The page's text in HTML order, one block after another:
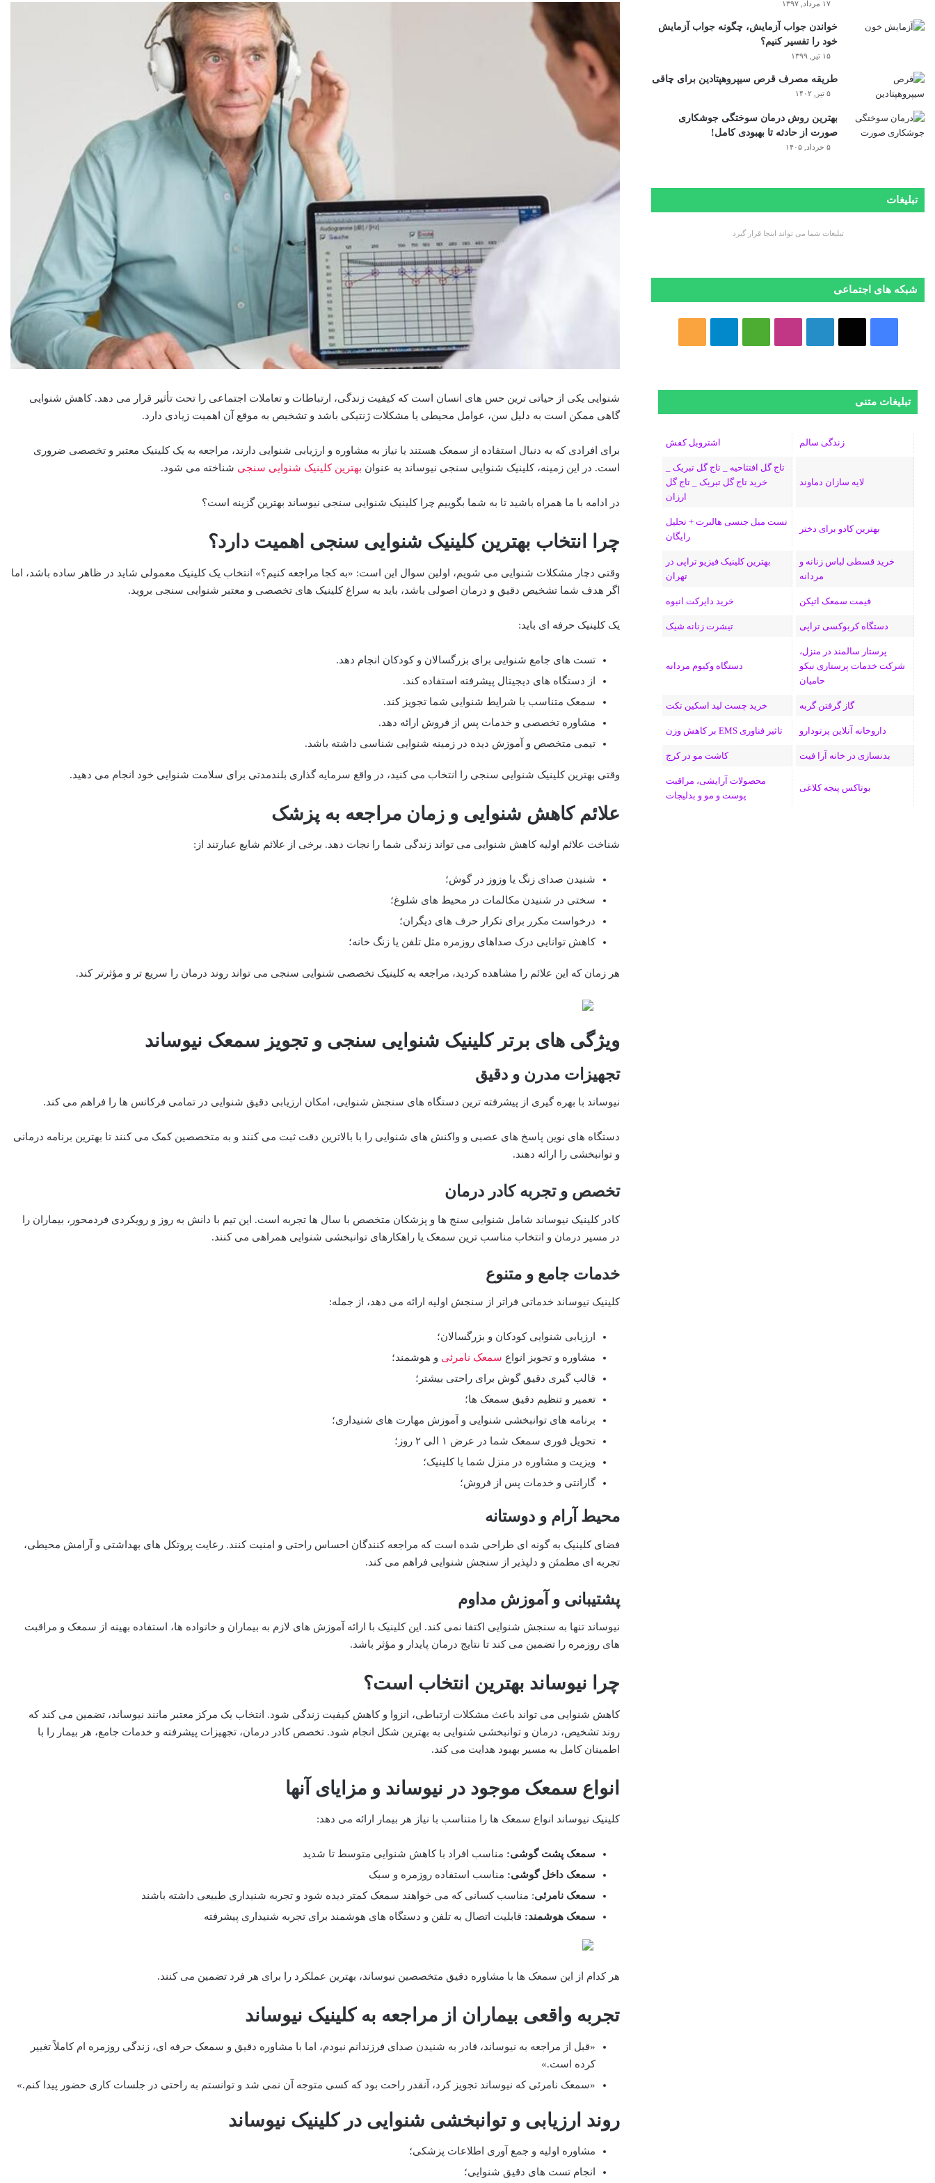
شنوایی یکی از حیاتی ‌ترین حس‌ های انسان است که کیفیت زندگی، ارتباطات و تعاملات اجتماعی را تحت تأثیر قرار می ‌دهد. کاهش شنوایی
گاهی ممکن است به دلیل سن، عوامل محیطی یا مشکلات ژنتیکی باشد و تشخیص به موقع آن اهمیت زیادی دارد.
برای افرادی که به دنبال استفاده از سمعک هستند یا نیاز به مشاوره و ارزیابی شنوایی دارند، مراجعه به یک کلینیک معتبر و تخصصی ضروری
است. در این زمینه، کلینیک شنوایی ‌سنجی نیوساند به عنوان بهترین کلینیک شنوایی سنجی شناخته می ‌شود.
در ادامه با ما همراه باشید تا به شما بگوییم چرا کلینیک شنوایی سنجی نیوساند بهترین گزینه است؟
چرا انتخاب بهترین کلینیک شنوایی سنجی اهمیت دارد؟
وقتی دچار مشکلات شنوایی می ‌شویم، اولین سوال این است: «به کجا مراجعه کنیم؟» انتخاب یک کلینیک معمولی شاید در ظاهر ساده باشد، اما
اگر هدف شما تشخیص دقیق و درمان اصولی باشد، باید به سراغ کلینیک‌ های تخصصی و معتبر شنوایی سنجی بروید.
یک کلینیک حرفه ‌ای باید:
تست ‌های جامع شنوایی برای بزرگسالان و کودکان انجام دهد.
از دستگاه‌ های دیجیتال پیشرفته استفاده کند.
سمعک متناسب با شرایط شنوایی شما تجویز کند.
مشاوره تخصصی و خدمات پس از فروش ارائه دهد.
تیمی متخصص و آموزش ‌دیده در زمینه شنوایی ‌شناسی داشته باشد.
وقتی بهترین کلینیک شنوایی سنجی را انتخاب می‌ کنید، در واقع سرمایه‌ گذاری بلندمدتی برای سلامت شنوایی خود انجام می ‌دهید.
علائم کاهش شنوایی و زمان مراجعه به پزشک
شناخت علائم اولیه کاهش شنوایی می‌ تواند زندگی شما را نجات دهد. برخی از علائم شایع عبارتند از:
شنیدن صدای زنگ یا وزوز در گوش؛
سختی در شنیدن مکالمات در محیط ‌های شلوغ؛
درخواست مکرر برای تکرار حرف ‌های دیگران؛
کاهش توانایی درک صداهای روزمره مثل تلفن یا زنگ خانه؛
هر زمان که این علائم را مشاهده کردید، مراجعه به کلینیک تخصصی شنوایی سنجی می‌ تواند روند درمان را سریع ‌تر و مؤثرتر کند.
ویژگی ‌های برتر کلینیک شنوایی سنجی و تجویز سمعک نیوساند
تجهیزات مدرن و دقیق
نیوساند با بهره‌ گیری از پیشرفته ‌ترین دستگاه‌ های سنجش شنوایی، امکان ارزیابی دقیق شنوایی در تمامی فرکانس ‌ها را فراهم می‌ کند.
دستگاه ‌های نوین پاسخ‌ های عصبی و واکنش ‌های شنوایی را با بالاترین دقت ثبت می‌ کنند و به متخصصین کمک می ‌کنند تا بهترین برنامه درمانی
و توانبخشی را ارائه دهند.
تخصص و تجربه کادر درمان
کادر کلینیک نیوساند شامل شنوایی ‌سنج‌ ها و پزشکان متخصص با سال ‌ها تجربه است. این تیم با دانش به‌ روز و رویکردی فردمحور، بیماران را
در مسیر درمان و انتخاب مناسب ‌ترین سمعک یا راهکارهای توانبخشی شنوایی همراهی می ‌کنند.
خدمات جامع و متنوع
کلینیک نیوساند خدماتی فراتر از سنجش اولیه ارائه می ‌دهد، از جمله:
ارزیابی شنوایی کودکان و بزرگسالان؛
مشاوره و تجویز انواع سمعک نامرئی و هوشمند؛
قالب‌ گیری دقیق گوش برای راحتی بیشتر؛
تعمیر و تنظیم دقیق سمعک‌ ها؛
برنامه‌ های توانبخشی شنوایی و آموزش مهارت ‌های شنیداری؛
تحویل فوری سمعک شما در عرض ۱ الی ۲ روز؛
ویزیت و مشاوره در منزل شما یا کلینیک؛
گارانتی و خدمات پس از فروش؛
محیط آرام و دوستانه
فضای کلینیک به گونه‌ ای طراحی شده است که مراجعه‌ کنندگان احساس راحتی و امنیت کنند. رعایت پروتکل ‌های بهداشتی و آرامش محیطی،
تجربه ‌ای مطمئن و دلپذیر از سنجش شنوایی فراهم می ‌کند.
پشتیبانی و آموزش مداوم
نیوساند تنها به سنجش شنوایی اکتفا نمی ‌کند. این کلینیک با ارائه آموزش ‌های لازم به بیماران و خانواده ‌ها، استفاده بهینه از سمعک و مراقبت
‌های روزمره را تضمین می ‌کند تا نتایج درمان پایدار و مؤثر باشد.
چرا نیوساند بهترین انتخاب است؟
کاهش شنوایی می ‌تواند باعث مشکلات ارتباطی، انزوا و کاهش کیفیت زندگی شود. انتخاب یک مرکز معتبر مانند نیوساند، تضمین می ‌کند که
روند تشخیص، درمان و توانبخشی شنوایی به بهترین شکل انجام شود. تخصص کادر درمان، تجهیزات پیشرفته و خدمات جامع، هر بیمار را با
اطمینان کامل به مسیر بهبود هدایت می ‌کند.
انواع سمعک موجود در نیوساند و مزایای آنها‌
کلینیک نیوساند انواع سمعک ‌ها را متناسب با نیاز هر بیمار ارائه می ‌دهد:
سمعک پشت گوشی: مناسب افراد با کاهش شنوایی متوسط تا شدید
سمعک داخل گوشی: مناسب استفاده روزمره و سبک
سمعک نامرئی: مناسب کسانی که می ‌خواهند سمعک کمتر دیده شود و تجربه شنیداری طبیعی داشته باشند
سمعک هوشمند: قابلیت اتصال به تلفن و دستگاه‌ های هوشمند برای تجربه شنیداری پیشرفته
هر کدام از این سمعک ‌ها با مشاوره دقیق متخصصین نیوساند، بهترین عملکرد را برای هر فرد تضمین می ‌کنند.
تجربه واقعی بیماران از مراجعه به کلینیک نیوساند
«قبل از مراجعه به نیوساند، قادر به شنیدن صدای فرزندانم نبودم، اما با مشاوره دقیق و سمعک حرفه‌ ای، زندگی روزمره ‌ام کاملاً تغییر
کرده است.»
«سمعک نامرئی که نیوساند تجویز کرد، آنقدر راحت بود که کسی متوجه آن نمی ‌شد و توانستم به راحتی در جلسات کاری حضور پیدا کنم.»
روند ارزیابی و توانبخشی شنوایی در کلینیک نیوساند
مشاوره اولیه و جمع‌ آوری اطلاعات پزشکی؛
انجام تست‌ های دقیق شنوایی؛
۱۷ مرداد, ۱۳۹۷
خواندن جواب آزمایش، چگونه جواب آزمایش
خود را تفسیر کنیم؟
۱۵ تیر, ۱۳۹۹
طریقه مصرف قرص سیپروهپتادین برای چاقی
۵ تیر, ۱۴۰۲
بهترین روش درمان سوختگی جوشکاری
صورت از حادثه تا بهبودی کامل!
۵ خرداد, ۱۴۰۵
تبلیغات
تبلیغات شما می تواند اینجا قرار گیرد
شبکه های اجتماعی
س
ب
ک
س
ن
ک
د
ن
ن
س
ا
ر
d
i
m
گ
ر
ا
م
ر
ا
ک
تبلیغات متنی
زندگی سالم اشتروبل کفش
لایه سازان دماوند
تاج گل افتتاحیه _ تاج گل تبریک _
خرید تاج گل تبریک _ تاج گل
ارزان
بهترین کادو برای دختر
تست میل جنسی هالبرت + تحلیل
رایگان
خرید قسطی لباس زنانه و
مردانه
بهترین کلینیک فیزیو تراپی در
تهران
قیمت سمعک اتیکن خرید دایرکت انبوه
دستگاه کربوکسی تراپی تیشرت زنانه شیک
پرستار سالمند در منزل،
شرکت خدمات پرستاری نیکو
حامیان
دستگاه وکیوم مردانه
گاز گرفتن گربه خرید چست لید اسکین تکت
داروخانه آنلاین پرتودارو تاثیر فناوری EMS بر کاهش وزن
بدنسازی در خانه آرا فیت کاشت مو در کرج
بوتاکس پنجه کلاغی
محصولات آرایشی، مراقبت
پوست و مو و بدلیجات